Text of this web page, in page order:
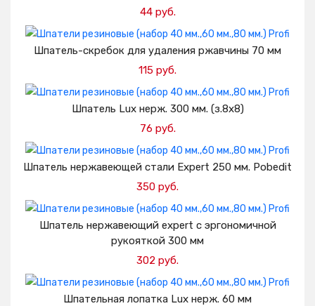
44 руб.
Добавить в корзину
Шпатель-скребок для удаления ржавчины 70 мм
115 руб.
Добавить в корзину
Шпатель Lux нерж. 300 мм. (з.8х8)
76 руб.
Добавить в корзину
Шпатель нержавеющей стали Expert 250 мм. Pobedit
350 руб.
Добавить в корзину
Шпатель нержавеющий expert с эргономичной
рукояткой 300 мм
302 руб.
Добавить в корзину
Шпательная лопатка Lux нерж. 60 мм